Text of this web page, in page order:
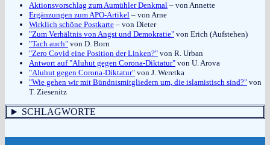
Aktionsvorschlag zum Aumühler Denkmal – von Annette
Ergänzungen zum APO-Artikel – von Arne
Wirklich schöne Postkarte – von Dieter
"Zum Verhältnis von Angst und Demokratie" von Erich (Aufstehen)
"Tach auch" von D. Born
"Zero Covid eine Position der Linken?" von R. Urban
Antwort auf "Aluhut gegen Corona-Diktatur" von U. Arova
"Aluhut gegen Corona-Diktatur" von J. Weretka
"Wie gehen wir mit Bündnismitgliedern um, die islamistisch sind?" von
T. Ziesenitz
SCHLAGWORTE